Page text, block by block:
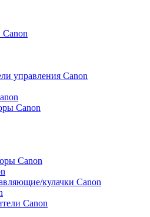
Canon
управления Canon
Canon
Canon
кулачки Canon
Canon